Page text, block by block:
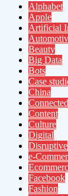
Alphabet
Apple
Artificial
Beauty
Big Data
Bots
Case
China
Content
Culture
Digital
Disruptive
e-
Facebook
Fashion